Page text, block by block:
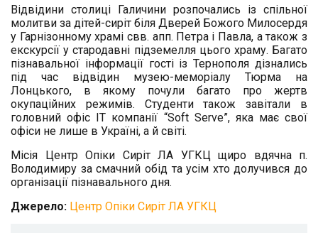
Відвідини столиці Галичини розпочались із спільної
молитви за дітей-сиріт біля Дверей Божого Милосердя
у Гарнізонному храмі свв. апп. Петра і Павла, а також з
екскурсії у стародавні підземелля цього храму. Багато
пізнавальної інформації гості із Тернополя дізнались
під час відвідин музею-меморіалу Тюрма на
Лонцького, в якому почули багато про жертв
окупаційних режимів. Студенти також завітали в
головний офіс IT компанії “Soft Serve”, яка має свої
офіси не лише в Україні, а й світі.
Місія Центр Опіки Сиріт ЛА УГКЦ щиро вдячна п.
Володимиру за смачний обід та усім хто долучився до
організації пізнавального дня.
Джерело: Центр Опіки Сиріт ЛА УГКЦ